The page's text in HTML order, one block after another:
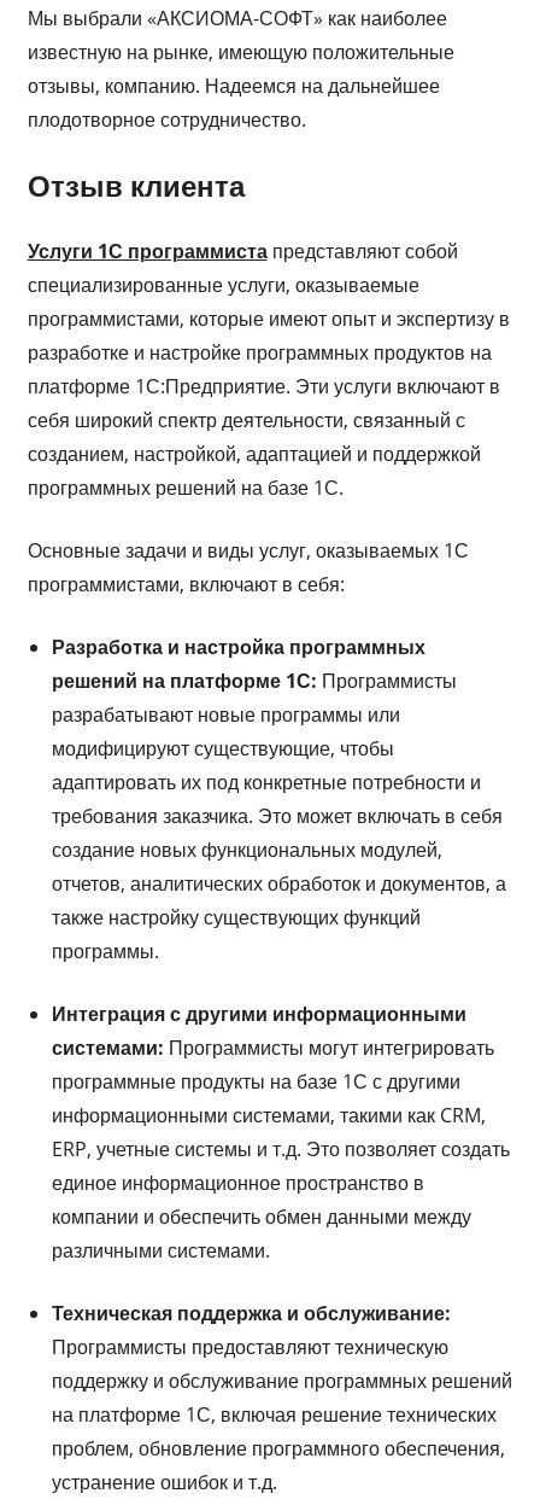
Мы выбрали «АКСИОМА-СОФТ» как наиболее
известную на рынке, имеющую положительные
отзывы, компанию. Надеемся на дальнейшее
плодотворное сотрудничество.
Отзыв клиента
Услуги 1С программистапредставляют собой
специализированные услуги, оказываемые
программистами, которые имеют опыт и экспертизу в
разработке и настройке программных продуктов на
платформе 1С:Предприятие. Эти услуги включают в
себя широкий спектр деятельности, связанный с
созданием, настройкой, адаптацией и поддержкой
программных решений на базе 1С.
Основные задачи и виды услуг, оказываемых 1С
программистами, включают в себя:
Разработка и настройка программных
решений на платформе 1С: Программисты
разрабатывают новые программы или
модифицируют существующие, чтобы
адаптировать их под конкретные потребности и
требования заказчика. Это может включать в себя
создание новых функциональных модулей,
отчетов, аналитических обработок и документов, а
также настройку существующих функций
программы.
Интеграция с другими информационными
системами: Программисты могут интегрировать
программные продукты на базе 1С с другими
информационными системами, такими как CRM,
ERP, учетные системы и т.д. Это позволяет создать
единое информационное пространство в
компании и обеспечить обмен данными между
различными системами.
Техническая поддержка и обслуживание:
Программисты предоставляют техническую
поддержку и обслуживание программных решений
на платформе 1С, включая решение технических
проблем, обновление программного обеспечения,
устранение ошибок и т.д.